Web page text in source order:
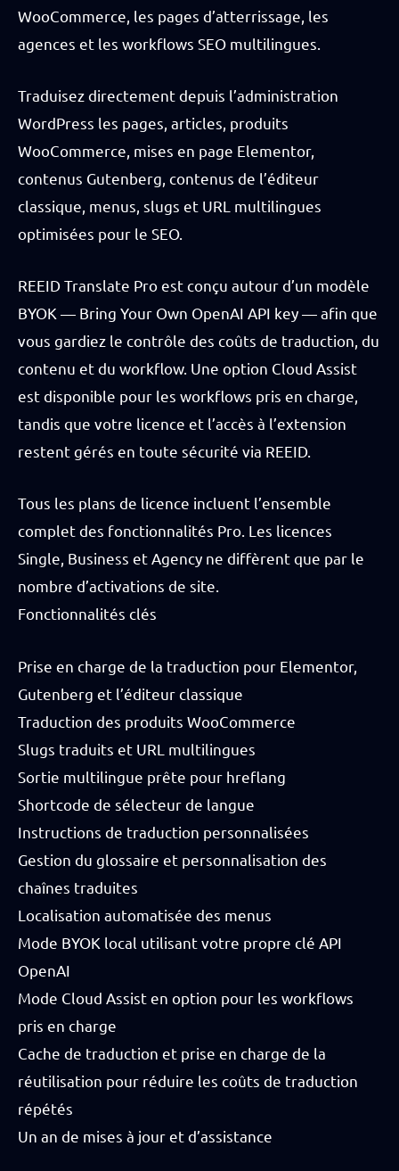
WooCommerce, les pages d’atterrissage, les
agences et les workflows SEO multilingues.
Traduisez directement depuis l’administration
WordPress les pages, articles, produits
WooCommerce, mises en page Elementor,
contenus Gutenberg, contenus de l’éditeur
classique, menus, slugs et URL multilingues
optimisées pour le SEO.
REEID Translate Pro est conçu autour d’un modèle
BYOK — Bring Your Own OpenAI API key — afin que
vous gardiez le contrôle des coûts de traduction, du
contenu et du workflow. Une option Cloud Assist
est disponible pour les workflows pris en charge,
tandis que votre licence et l’accès à l’extension
restent gérés en toute sécurité via REEID.
Tous les plans de licence incluent l’ensemble
complet des fonctionnalités Pro. Les licences
Single, Business et Agency ne diffèrent que par le
nombre d’activations de site.
Fonctionnalités clés
Prise en charge de la traduction pour Elementor,
Gutenberg et l’éditeur classique
Traduction des produits WooCommerce
Slugs traduits et URL multilingues
Sortie multilingue prête pour hreflang
Shortcode de sélecteur de langue
Instructions de traduction personnalisées
Gestion du glossaire et personnalisation des
chaînes traduites
Localisation automatisée des menus
Mode BYOK local utilisant votre propre clé API
OpenAI
Mode Cloud Assist en option pour les workflows
pris en charge
Cache de traduction et prise en charge de la
réutilisation pour réduire les coûts de traduction
répétés
Un an de mises à jour et d’assistance